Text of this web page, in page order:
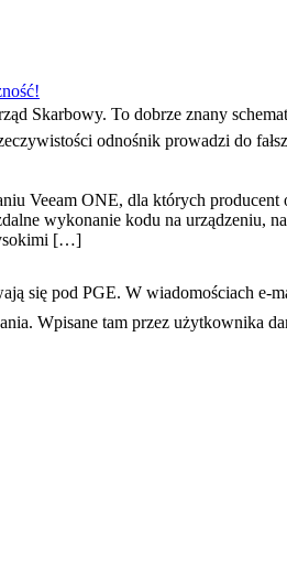
Skarbowy. To dobrze znany
odnośnik prowadzi do
Veeam ONE, dla których
wykonanie kodu na urządzeniu,
[…]
się pod PGE. W wiadomościach e-
Wpisane tam przez użytkownika